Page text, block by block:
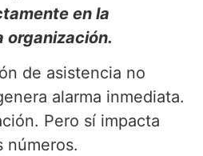
en la
organización.
de asistencia no
alarma inmediata.
Pero sí impacta
números.